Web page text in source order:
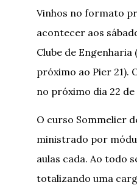
Vinhos no formato
acontecer aos
Clube de Engenharia
próximo ao Pier 21).
no próximo dia 22
O curso Sommelier
ministrado por
aulas cada. Ao todo
totalizando uma